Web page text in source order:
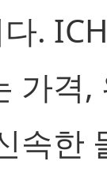
.
가격,
속한